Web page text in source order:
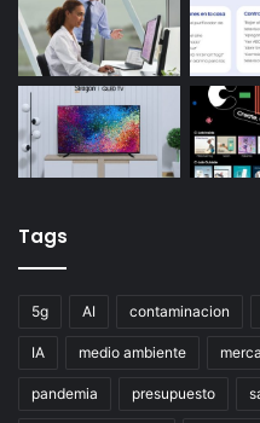
Tags
5g AI contaminacion
IA medio ambiente
pandemia presupuesto